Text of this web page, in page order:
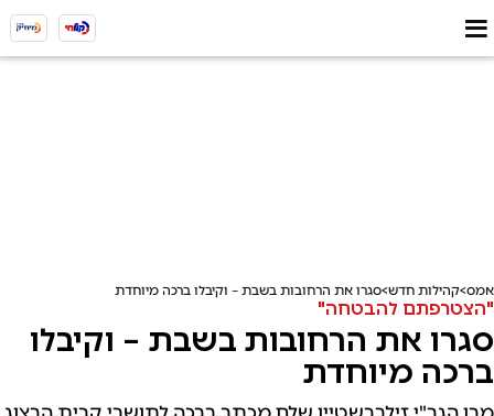
אמס קהילות חדש סגרו את הרחובות בשבת – וקיבלו ברכה מיוחדת
"הצטרפתם להבטחה"
סגרו את הרחובות בשבת – וקיבלו
ברכה מיוחדת